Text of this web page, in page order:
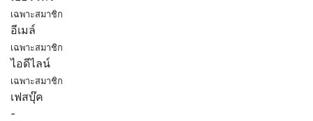
เฉพาะสมาชิก
อีเมล์
เฉพาะสมาชิก
ไอดีไลน์
เฉพาะสมาชิก
เฟสบุ๊ค
-